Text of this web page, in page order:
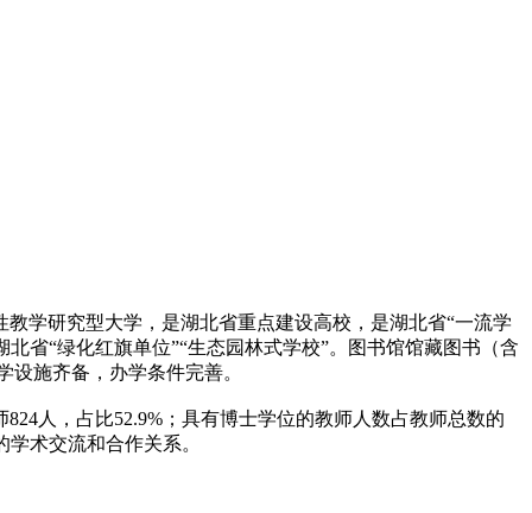
学研究型大学，是湖北省重点建设高校，是湖北省“一流学
省“绿化红旗单位”“生态园林式学校”。图书馆馆藏图书（含
施齐备，办学条件完善。
人，占比52.9%；具有博士学位的教师人数占教师总数的
术交流和合作关系。